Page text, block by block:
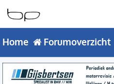
Home Forumoverzicht